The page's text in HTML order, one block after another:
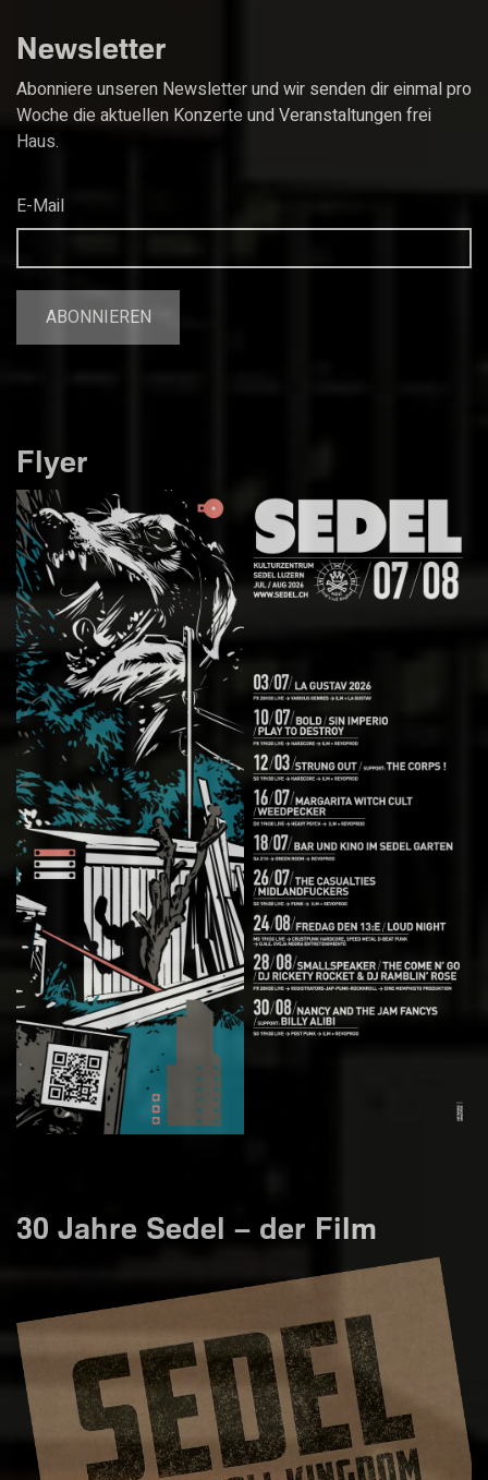
Newsletter
Abonniere unseren Newsletter und wir senden dir einmal pro
Woche die aktuellen Konzerte und Veranstaltungen frei
Haus.
E-Mail
Flyer
30 Jahre Sedel – der Film